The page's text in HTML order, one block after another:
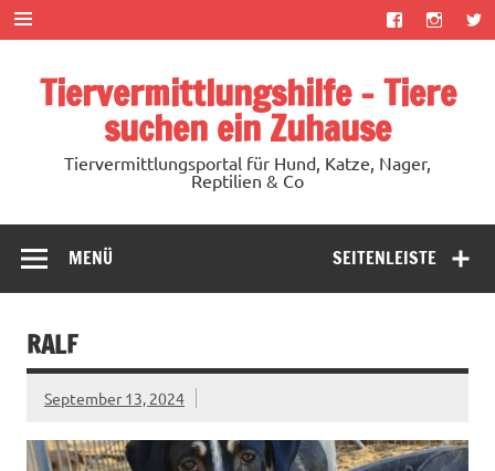
Zum
Inhalt
springen
Tiervermittlungshilfe – Tiere
suchen ein Zuhause
Tiervermittlungsportal für Hund, Katze, Nager,
Reptilien & Co
SEITENLEISTE
MENÜ
RALF
September 13, 2024